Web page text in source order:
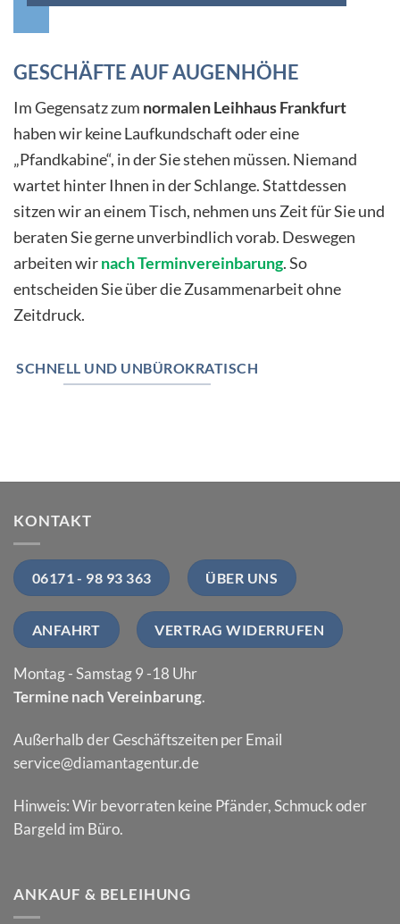
GESCHÄFTE AUF AUGENHÖHE
Im Gegensatz zum normalen Leihhaus Frankfurt
haben wir keine Laufkundschaft oder eine
„Pfandkabine“, in der Sie stehen müssen. Niemand
wartet hinter Ihnen in der Schlange. Stattdessen
sitzen wir an einem Tisch, nehmen uns Zeit für Sie und
beraten Sie gerne unverbindlich vorab. Deswegen
arbeiten wirnach Terminvereinbarung. So
entscheiden Sie über die Zusammenarbeit ohne
Zeitdruck.
SCHNELL UND UNBÜROKRATISCH
KONTAKT
06171 - 98 93 363 ÜBER UNS
ANFAHRT VERTRAG WIDERRUFEN
Montag - Samstag 9 -18 Uhr
Termine nach Vereinbarung.
Außerhalb der Geschäftszeiten per Email
service@diamantagentur.de
Hinweis: Wir bevorraten keine Pfänder, Schmuck oder
Bargeld im Büro.
ANKAUF & BELEIHUNG